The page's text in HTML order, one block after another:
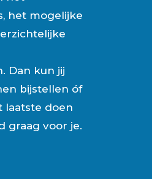
het mogelijke
Dan kun jij
bijstellen óf
laatste doen
graag voor je.